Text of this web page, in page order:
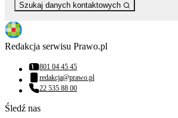
Szukaj danych kontaktowych
Redakcja serwisu Prawo.pl
Numer telefonu:
801 04 45 45
Adres email:
redakcja@prawo.pl
Numer telefonu:
22 535 88 00
Śledź nas